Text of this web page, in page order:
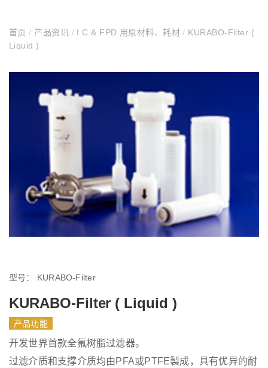
首页/ 产品资讯 /I C & FPD 用原材料、耗材/ KURABO-Filter (
Liquid )
型号： KURABO-Filter
KURABO-Filter ( Liquid )
产品功能
开发世界首款全氟树脂过滤器。
过滤介质和支撑介质均由PFA或PTFE製成，具有优异的耐